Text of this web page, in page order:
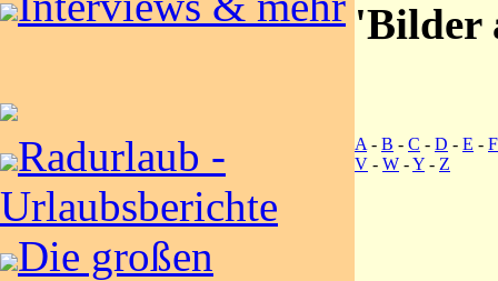
Radurlaub -
Urlaubsberichte
Die großen
'Bilder
A - B - C - D - E - F
V - W -Y - Z